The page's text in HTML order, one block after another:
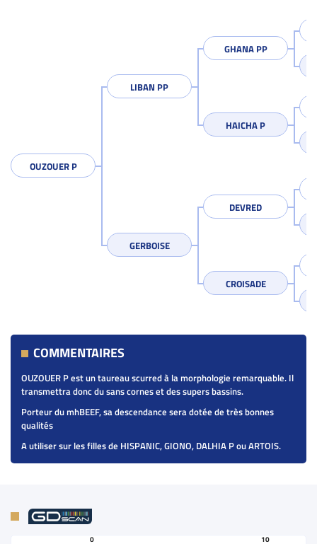
OUZOUER P
LIBAN PP
GHANA PP
HAICHA P
GERBOISE
DEVRED
CROISADE
COMMENTAIRES
OUZOUER P est un taureau scurred à la morphologie remarquable. Il
transmettra donc du sans cornes et des supers bassins.
Porteur du mhBEEF, sa descendance sera dotée de très bonnes
qualités
A utiliser sur les filles de HISPANIC, GIONO, DALHIA P ou ARTOIS.
0 10